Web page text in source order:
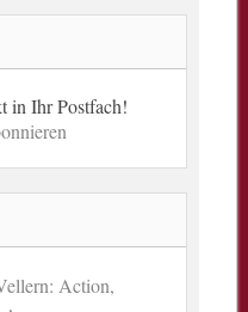
in Ihr Postfach!
Action,